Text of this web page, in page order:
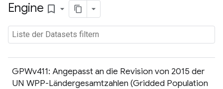
Engine bookmark_border
GPWv411: Angepasst an die Revision von 2015 der
UN WPP-Ländergesamtzahlen (Gridded Population